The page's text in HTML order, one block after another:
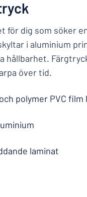
för dig som söker
i aluminium
hållbarhet.
över tid.
polymer PVC film
laminat